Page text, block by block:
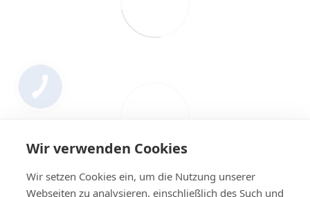
Wir verwenden Cookies
Wir setzen Cookies ein, um die Nutzung unserer
Webseiten zu analysieren, einschließlich des Such und